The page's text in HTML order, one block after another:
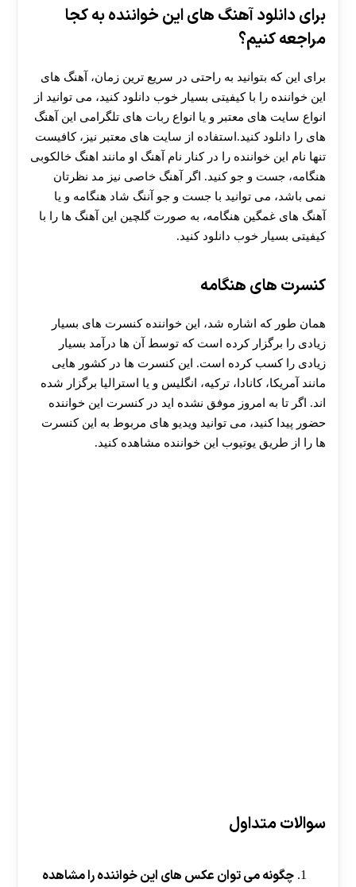
برای دانلود آهنگ های این خواننده به کجا
مراجعه کنیم؟
برای این که بتوانید به راحتی در سریع ترین زمان، آهنگ های
این خواننده را با کیفیتی بسیار خوب دانلود کنید، می توانید از
انواع سایت های معتبر و یا انواع ربات های تلگرامی این آهنگ
های را دانلود کنید.استفاده از سایت های معتبر نیز، کافیست
تنها نام این خواننده را در کنار نام آهنگ او مانند اهنگ خالکوبی
هنگامه، جست و جو کنید. اگر آهنگ خاصی نیز مد نظرتان
نمی باشد، می توانید با جست و جو آننگ شاد هنگامه و یا
آهنگ های غمگین هنگامه، به صورت گلچین این آهنگ ها را با
کیفیتی بسیار خوب دانلود کنید.
کنسرت های هنگامه
همان طور که اشاره شد، این خواننده کنسرت های بسیار
زیادی را برگزار کرده است که توسط آن ها درآمد بسیار
زیادی را کسب کرده است. این کنسرت ها در کشور هایی
مانند آمریکا، کانادا، ترکیه، انگلیس و یا استرالیا برگزار شده
اند. اگر تا به امروز موفق نشده اید در کنسرت این خواننده
حضور پیدا کنید، می توانید ویدیو های مربوط به این کنسرت
ها را از طریق یوتیوب این خواننده مشاهده کنید.
سوالات متداول
چگونه می توان عکس های این خواننده را مشاهده